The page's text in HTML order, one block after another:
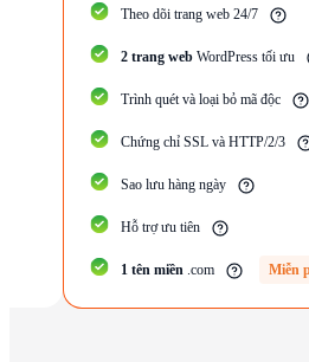
Theo dõi trang web 24/7
2 trang web WordPress tối ưu
Trình quét và loại bỏ mã độc
Chứng chỉ SSL và HTTP/2/3
Sao lưu hàng ngày
Hỗ trợ ưu tiên
1 tên miền .com Miễn